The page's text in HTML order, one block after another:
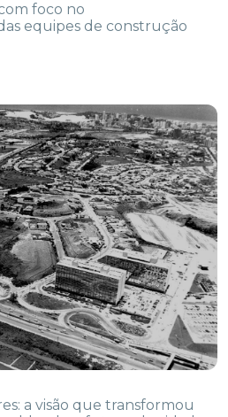
foco no
equipes de construção
a visão que transformou